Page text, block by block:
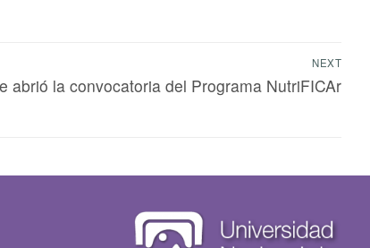
NEXT
abrió la convocatoria del Programa NutriFICAr